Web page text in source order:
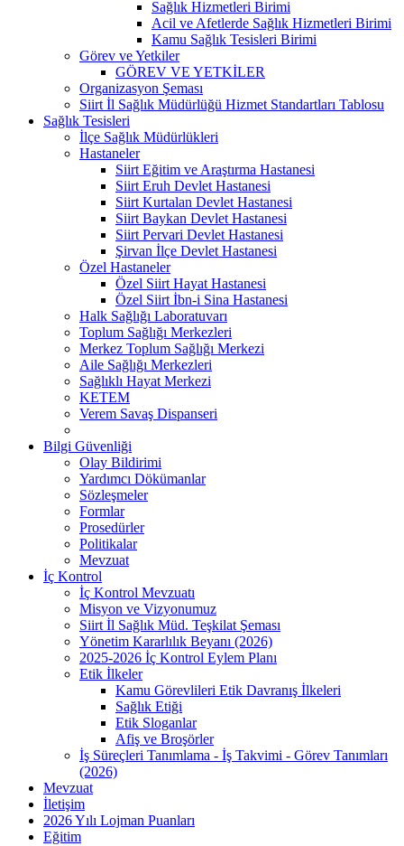
Sağlık Hizmetleri Birimi
Acil ve Afetlerde Sağlık Hizmetleri Birimi
Kamu Sağlık Tesisleri Birimi
Görev ve Yetkiler
GÖREV VE YETKİLER
Organizasyon Şeması
Siirt İl Sağlık Müdürlüğü Hizmet Standartları Tablosu
Sağlık Tesisleri
İlçe Sağlık Müdürlükleri
Hastaneler
Siirt Eğitim ve Araştırma Hastanesi
Siirt Eruh Devlet Hastanesi
Siirt Kurtalan Devlet Hastanesi
Siirt Baykan Devlet Hastanesi
Siirt Pervari Devlet Hastanesi
Şirvan İlçe Devlet Hastanesi
Özel Hastaneler
Özel Siirt Hayat Hastanesi
Özel Siirt İbn-i Sina Hastanesi
Halk Sağlığı Laboratuvarı
Toplum Sağlığı Merkezleri
Merkez Toplum Sağlığı Merkezi
Aile Sağlığı Merkezleri
Sağlıklı Hayat Merkezi
KETEM
Verem Savaş Dispanseri
Bilgi Güvenliği
Olay Bildirimi
Yardımcı Dökümanlar
Sözleşmeler
Formlar
Prosedürler
Politikalar
Mevzuat
İç Kontrol
İç Kontrol Mevzuatı
Misyon ve Vizyonumuz
Siirt İl Sağlık Müd. Teşkilat Şeması
Yönetim Kararlılık Beyanı (2026)
2025-2026 İç Kontrol Eylem Planı
Etik İlkeler
Kamu Görevlileri Etik Davranış İlkeleri
Sağlık Etiği
Etik Sloganlar
Afiş ve Broşörler
İş Süreçleri Tanımlama - İş Takvimi - Görev Tanımları
(2026)
Mevzuat
İletişim
2026 Yılı Lojman Puanları
Eğitim